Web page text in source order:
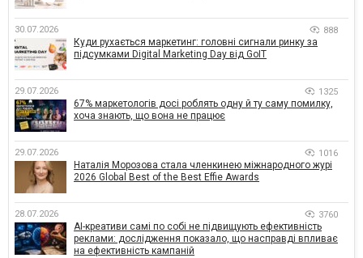
30.07.2026 888
Куди рухається маркетинг: головні сигнали ринку за
підсумками Digital Marketing Day від GoIT
29.07.2026 1325
67% маркетологів досі роблять одну й ту саму помилку,
хоча знають, що вона не працює
29.07.2026 1016
Наталія Морозова стала членкинею міжнародного журі
2026 Global Best of the Best Effie Awards
28.07.2026 3760
AI-креативи самі по собі не підвищують ефективність
реклами: дослідження показало, що насправді впливає
на ефективність кампаній